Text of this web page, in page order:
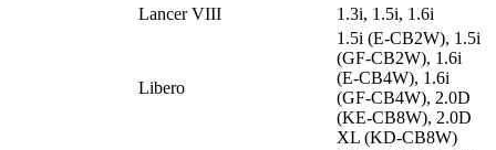
Lancer VIII
1.3i, 1.5i, 1.6i
Libero
1.5i (E-CB2W), 1.5i
(GF-CB2W), 1.6i
(E-CB4W), 1.6i
(GF-CB4W), 2.0D
(KE-CB8W), 2.0D
XL (KD-CB8W)